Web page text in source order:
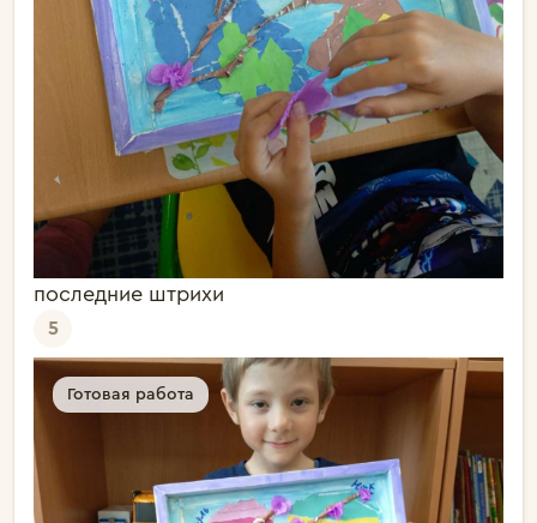
последние штрихи
5
Готовая работа